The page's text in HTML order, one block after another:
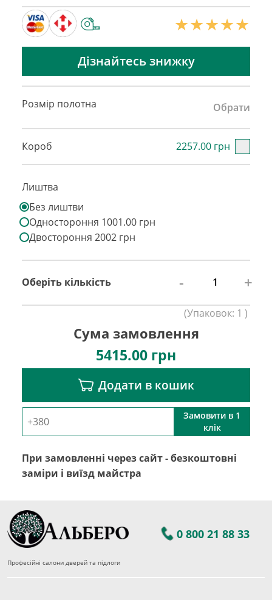
Дізнайтесь знижку
Розмір полотна Обрати
Короб 2257.00 грн
Лиштва
Без лиштви
Одностороння 1001.00 грн
Двостороння 2002 грн
Оберіть кількість - +
(Упаковок: 1 )
Сума замовлення
5415.00 грн
Додати в кошик
Замовити в 1
клік
При замовленні через сайт - безкоштовні
заміри і виїзд майстра
0 800 21 88 33
Професійні салони дверей та підлоги